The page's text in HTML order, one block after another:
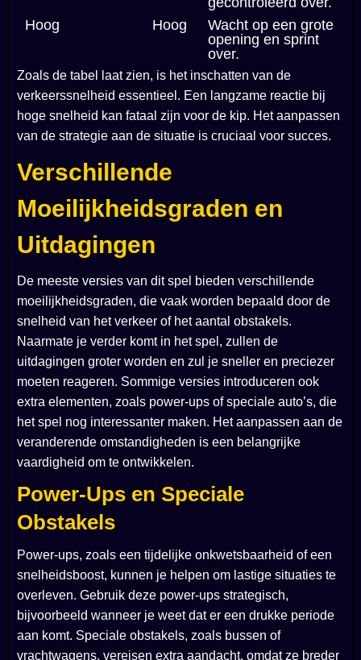
Hoog
Hoog
Wacht op een grote
opening en sprint
over.
Zoals de tabel laat zien, is het inschatten van de
verkeerssnelheid essentieel. Een langzame reactie bij
hoge snelheid kan fataal zijn voor de kip. Het aanpassen
van de strategie aan de situatie is cruciaal voor succes.
Verschillende
Moeilijkheidsgraden en
Uitdagingen
De meeste versies van dit spel bieden verschillende
moeilijkheidsgraden, die vaak worden bepaald door de
snelheid van het verkeer of het aantal obstakels.
Naarmate je verder komt in het spel, zullen de
uitdagingen groter worden en zul je sneller en preciezer
moeten reageren. Sommige versies introduceren ook
extra elementen, zoals power-ups of speciale auto’s, die
het spel nog interessanter maken. Het aanpassen aan de
veranderende omstandigheden is een belangrijke
vaardigheid om te ontwikkelen.
Power-Ups en Speciale
Obstakels
Power-ups, zoals een tijdelijke onkwetsbaarheid of een
snelheidsboost, kunnen je helpen om lastige situaties te
overleven. Gebruik deze power-ups strategisch,
bijvoorbeeld wanneer je weet dat er een drukke periode
aan komt. Speciale obstakels, zoals bussen of
vrachtwagens, vereisen extra aandacht, omdat ze breder